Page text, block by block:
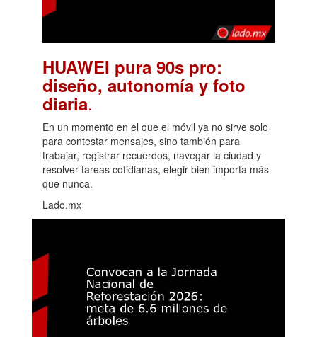
HUAWEI pura 90s pro:
diseño, autonomía y foto
diaria.
En un momento en el que el móvil ya no sirve solo
para contestar mensajes, sino también para
trabajar, registrar recuerdos, navegar la ciudad y
resolver tareas cotidianas, elegir bien importa más
que nunca.
Lado.mx